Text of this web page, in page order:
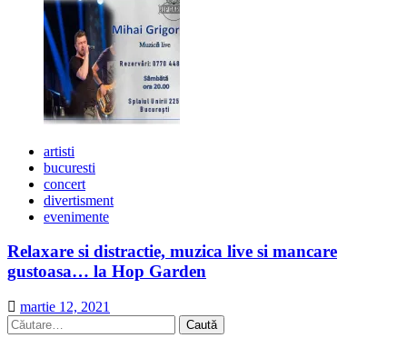
artisti
bucuresti
concert
divertisment
evenimente
Relaxare si distractie, muzica live si mancare
gustoasa… la Hop Garden
martie 12, 2021
Caută
după: